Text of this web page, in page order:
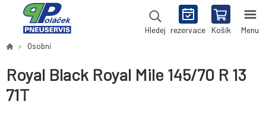
Hledej rezervace Košík Menu
Osobní
Royal Black Royal Mile 145/70 R 13
71T